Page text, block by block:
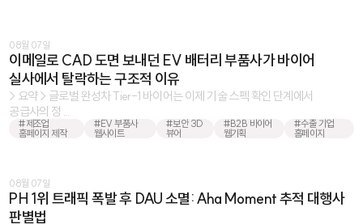
08월 07일
이메일로 CAD 도면 보내던 EV 배터리 부품사가 바이어
실사에서 탈락하는 구조적 이유
> 요약 > 글로벌 완성차 Tier-1 바이어는 이제 기술 스펙 확인 단계에서
공급사의 정 ...
#제조업
홈페이지 제작
#EV 부품사
웹사이트
#보안 3D
뷰어
#B2B 바이어
웹기획
#수출 기업
홈페이지
08월 07일
PH 1위 트래픽 폭발 후 DAU 소멸: Aha Moment 추적 대행사
판별법